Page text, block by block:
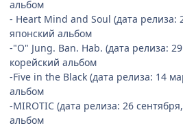
альбом
- Heart Mind and Soul (дата релиза:
японский альбом
-"O" Jung. Ban. Hab. (дата релиза:
корейский альбом
-Five in the Black (дата релиза: 14
альбом
-MIROTIC (дата релиза: 26
альбом